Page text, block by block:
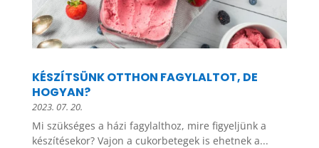
KÉSZÍTSÜNK OTTHON FAGYLALTOT, DE
HOGYAN?
2023. 07. 20.
Mi szükséges a házi fagylalthoz, mire figyeljünk a
készítésekor? Vajon a cukorbetegek is ehetnek a...